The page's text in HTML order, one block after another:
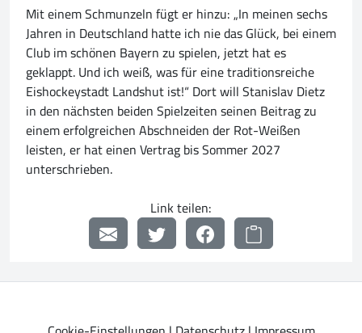
Mit einem Schmunzeln fügt er hinzu: „In meinen sechs
Jahren in Deutschland hatte ich nie das Glück, bei einem
Club im schönen Bayern zu spielen, jetzt hat es
geklappt. Und ich weiß, was für eine traditionsreiche
Eishockeystadt Landshut ist!“ Dort will Stanislav Dietz
in den nächsten beiden Spielzeiten seinen Beitrag zu
einem erfolgreichen Abschneiden der Rot-Weißen
leisten, er hat einen Vertrag bis Sommer 2027
unterschrieben.
Link teilen: